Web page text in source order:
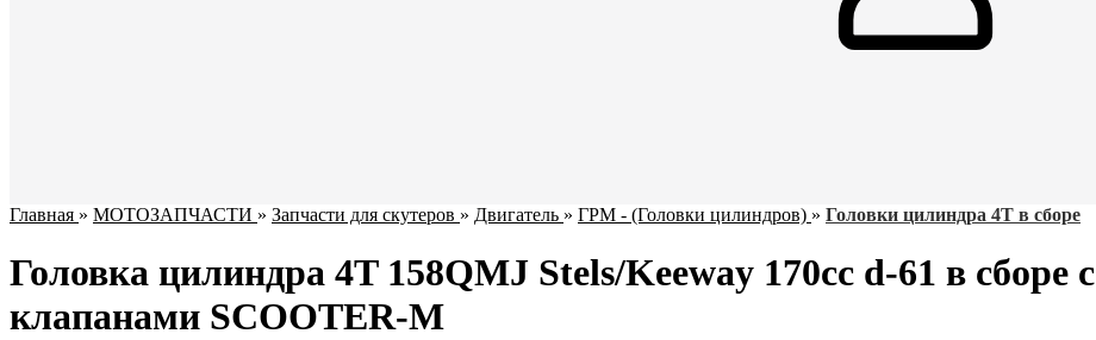
Главная » МОТОЗАПЧАСТИ » Запчасти для скутеров » Двигатель » ГРМ - (Головки цилиндров) » Головки цилиндра 4Т в сборе
Головка цилиндра 4T 158QMJ Stels/Keeway 170cc d-61 в сборе с
клапанами SCOOTER-M